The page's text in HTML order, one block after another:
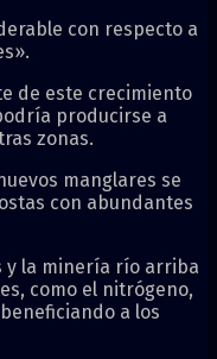
con respecto a
de este crecimiento
producirse a
zonas.
manglares se
con abundantes
y la minería río arriba
como el nitrógeno,
a los